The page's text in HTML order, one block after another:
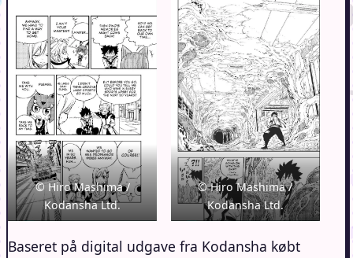
© Hiro Mashima /
Kodansha Ltd.
© Hiro Mashima /
Kodansha Ltd.
Baseret på digital udgave fra Kodansha købt